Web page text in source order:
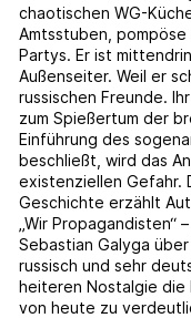
chaotischen WG-
Amtsstuben,
Partys. Er ist
Außenseiter. Weil er
russischen Freunde.
zum Spießertum der
Einführung des
beschließt, wird das
existenziellen Gefahr.
Geschichte erzählt
„Wir
Sebastian Galyga
russisch und sehr
heiteren Nostalgie die
von heute zu